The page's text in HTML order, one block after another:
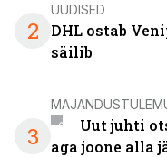
2
UUDISED
DHL ostab
säilib
3
Uut juhti
aga joone alla